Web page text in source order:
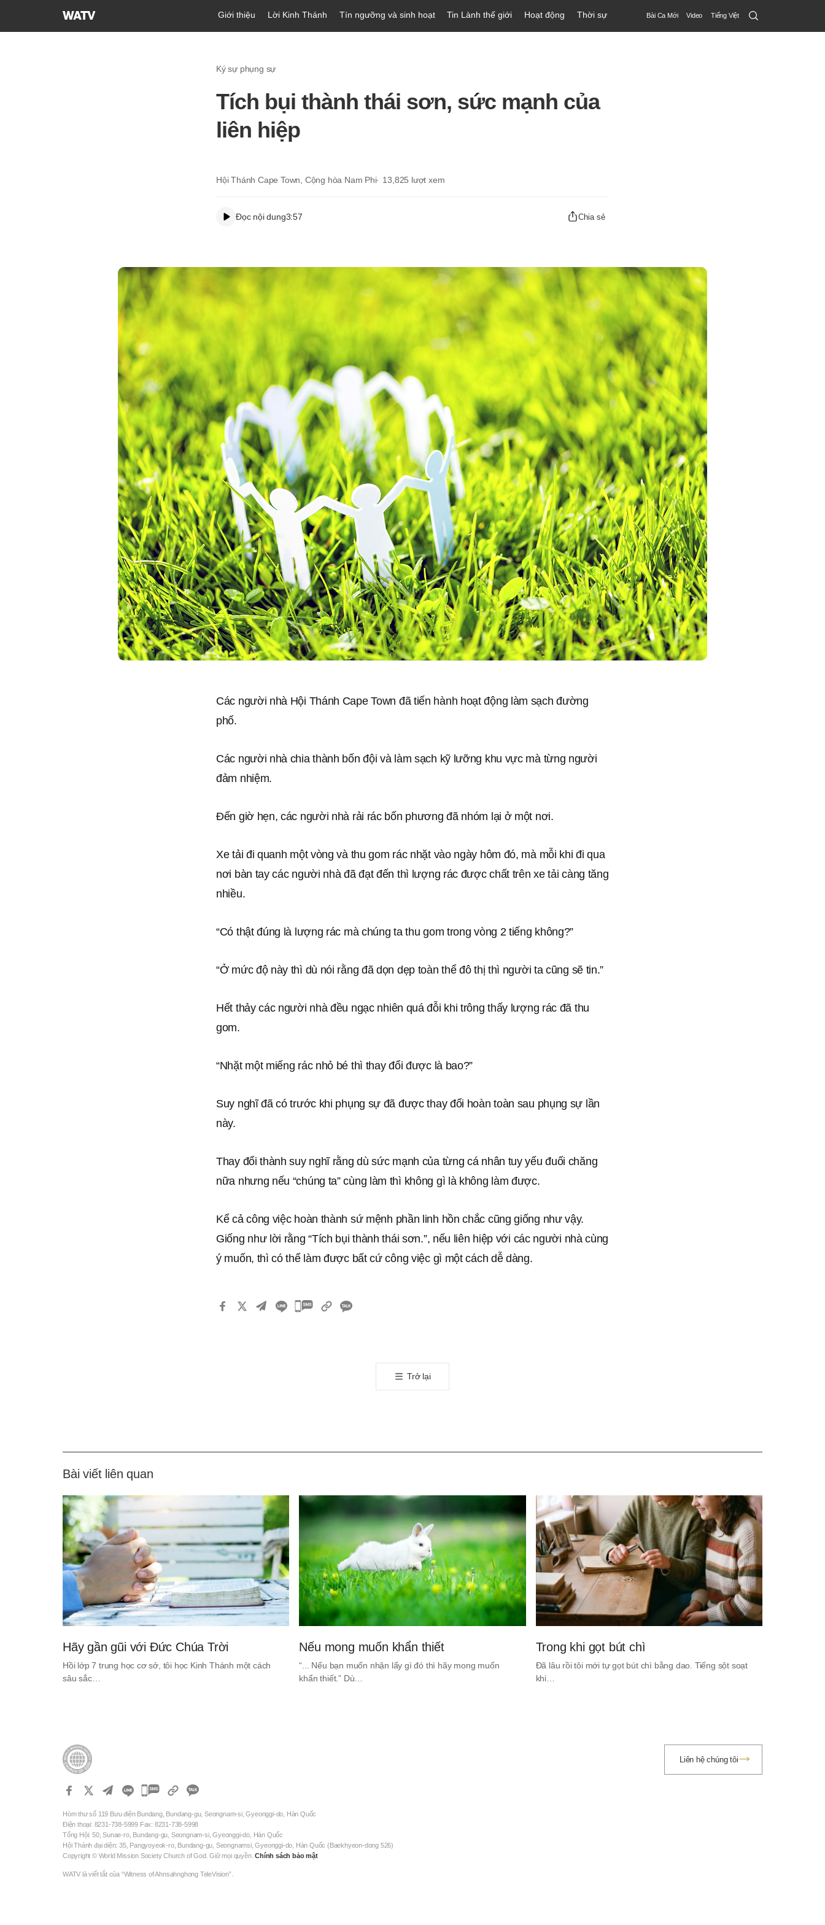
Hội
Giới thiệu Lời Kinh Thánh Tín ngưỡng và sinh hoạt Tin Lành thế giới Hoạt động Thời sự Bài Ca Mới Video Tiếng Việt Search
Submit
Ký sự phụng sự
Tích bụi thành thái sơn, sức mạnh của
liên hiệp
Hội Thánh Cape Town, Cộng hòa Nam Phi 13,825 lượt xem
Đọc nội dung3:57 Chia sẻ
Các người nhà Hội Thánh Cape Town đã tiến hành hoạt động làm sạch đường
phố.
Các người nhà chia thành bốn đội và làm sạch kỹ lưỡng khu vực mà từng người
đảm nhiệm.
Đến giờ hẹn, các người nhà rải rác bốn phương đã nhóm lại ở một nơi.
Xe tải đi quanh một vòng và thu gom rác nhặt vào ngày hôm đó, mà mỗi khi đi qua
nơi bàn tay các người nhà đã đạt đến thì lượng rác được chất trên xe tải càng tăng
nhiều.
“Có thật đúng là lượng rác mà chúng ta thu gom trong vòng 2 tiếng không?”
“Ở mức độ này thì dù nói rằng đã dọn dẹp toàn thể đô thị thì người ta cũng sẽ tin.”
Hết thảy các người nhà đều ngạc nhiên quá đỗi khi trông thấy lượng rác đã thu
gom.
“Nhặt một miếng rác nhỏ bé thì thay đổi được là bao?”
Suy nghĩ đã có trước khi phụng sự đã được thay đổi hoàn toàn sau phụng sự lần
này.
Thay đổi thành suy nghĩ rằng dù sức mạnh của từng cá nhân tuy yếu đuối chăng
nữa nhưng nếu “chúng ta” cùng làm thì không gì là không làm được.
Kể cả công việc hoàn thành sứ mệnh phần linh hồn chắc cũng giống như vậy.
Giống như lời rằng “Tích bụi thành thái sơn.”, nếu liên hiệp với các người nhà cùng
ý muốn, thì có thể làm được bất cứ công việc gì một cách dễ dàng.
카
Trở lại
Bài viết liên quan
Hãy gần gũi với Đức Chúa Trời
Hồi lớp 7 trung học cơ sở, tôi học Kinh Thánh một cách
sâu sắc…
Nếu mong muốn khẩn thiết
“... Nếu bạn muốn nhận lấy gì đó thì hãy mong muốn
khẩn thiết.” Dù…
Trong khi gọt bút chì
Đã lâu rồi tôi mới tự gọt bút chì bằng dao. Tiếng sột soạt
khi…
카
오
톡
공
하
Hòm thư số 119 Bưu điện Bundang, Bundang-gu, Seongnam-si, Gyeonggi-do, Hàn Quốc
Điện thoại: 8231-738-5999 Fax: 8231-738-5998
Tổng Hội: 50, Sunae-ro, Bundang-gu, Seongnam-si, Gyeonggi-do, Hàn Quốc
Hội Thánh đại diện: 35, Pangyoyeok-ro, Bundang-gu, Seongnamsi, Gyeonggi-do, Hàn Quốc (Baekhyeon-dong 526)
Copyright © World Mission Society Church of God. Giữ mọi quyền.Chính sách bảo mật
WATV là viết tắt của “Witness of Ahnsahnghong TeleVision”.
Liên hệ chúng tôi